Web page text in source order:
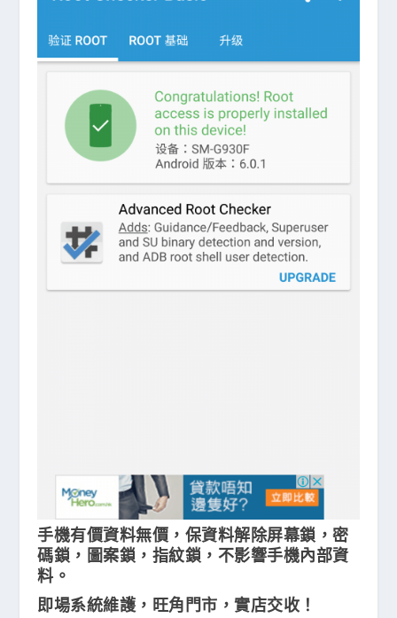
手機有價資料無價，保資料解除屏幕鎖，密
碼鎖，圖案鎖，指紋鎖，不影響手機內部資
料。
即場系統維護，旺角門市，實店交收！